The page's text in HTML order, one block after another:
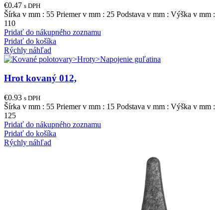
€0.47 s DPH
Šírka v mm : 55 Priemer v mm : 25 Podstava v mm : Výška v mm :
110
Pridať do nákupného zoznamu
Pridať do košíka
Rýchly náhľad
Hrot kovaný 012,
€0.93 s DPH
Šírka v mm : 55 Priemer v mm : 15 Podstava v mm : Výška v mm :
125
Pridať do nákupného zoznamu
Pridať do košíka
Rýchly náhľad